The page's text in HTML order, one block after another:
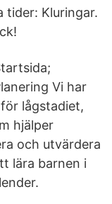
tider: Kluringar.
Vi har
lågstadiet,
hjälper
och utvärdera
lära barnen i